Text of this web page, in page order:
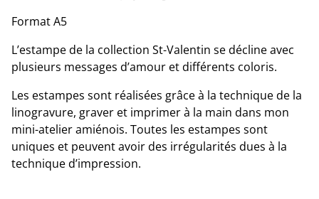
Format A5
L’estampe de la collection St-Valentin se décline avec
plusieurs messages d’amour et différents coloris.
Les estampes sont réalisées grâce à la technique de la
linogravure, graver et imprimer à la main dans mon
mini-atelier amiénois. Toutes les estampes sont
uniques et peuvent avoir des irrégularités dues à la
technique d’impression.